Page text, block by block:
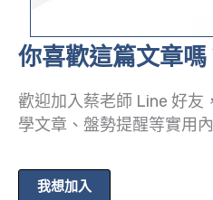
你喜歡這篇文章嗎
歡迎加入蔡老師 Line 好友
學文章、盤勢提醒等實用內
我想加入